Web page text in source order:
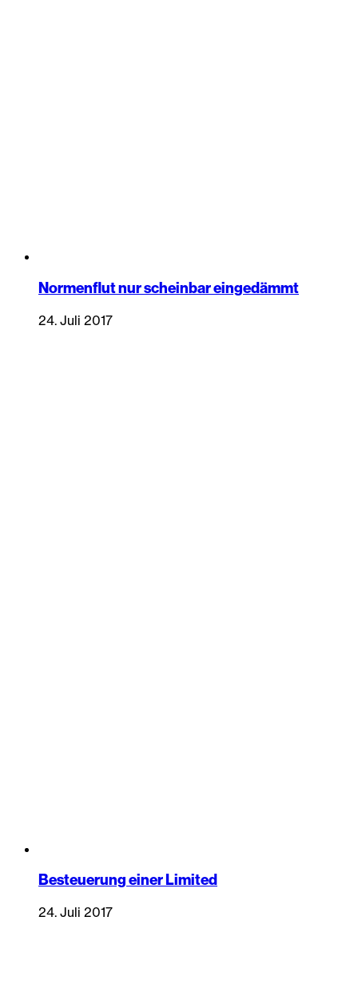
Normenflut nur scheinbar eingedämmt
24. Juli 2017
Besteuerung einer Limited
24. Juli 2017